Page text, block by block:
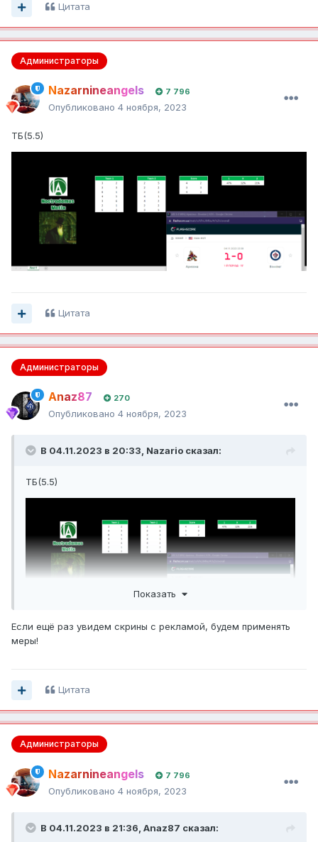
Цитата
Администраторы
Nazarnineangels 7 796
Опубликовано 4 ноября, 2023
ТБ(5.5)
Цитата
Администраторы
Anaz87 270
Опубликовано 4 ноября, 2023
В 04.11.2023 в 20:33, Nazario сказал:
ТБ(5.5)
Показать
Если ещё раз увидем скрины с рекламой, будем применять
меры!
Цитата
Администраторы
Nazarnineangels 7 796
Опубликовано 4 ноября, 2023
В 04.11.2023 в 21:36, Anaz87 сказал: